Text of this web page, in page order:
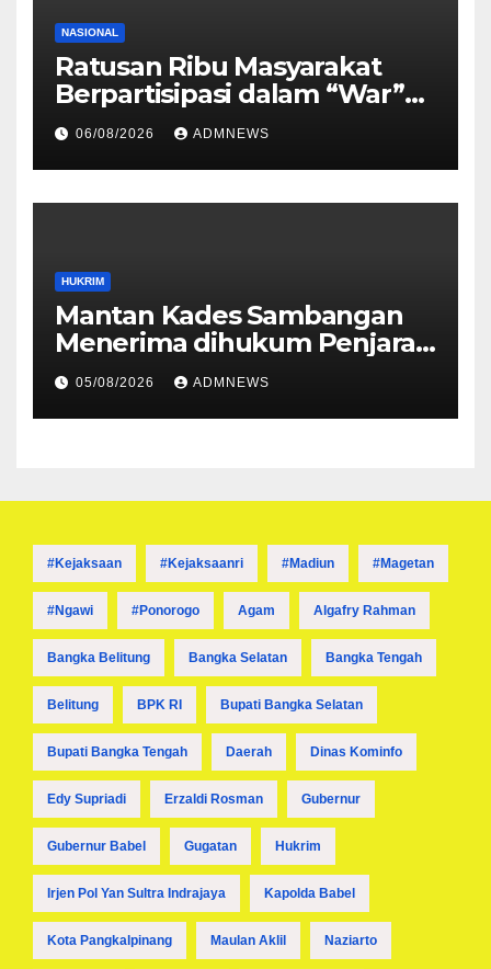
NASIONAL
Ratusan Ribu Masyarakat
Berpartisipasi dalam “War”
Undangan Upacara HUT ke-
81 Kemerdekaan RI
06/08/2026 ADMNEWS
HUKRIM
Mantan Kades Sambangan
Menerima dihukum Penjara 1
tahun 4 Bulan
05/08/2026 ADMNEWS
#kejaksaan #kejaksaanri #madiun #magetan
#ngawi #ponorogo Agam Algafry Rahman
Bangka Belitung Bangka Selatan Bangka Tengah
Belitung BPK RI Bupati Bangka Selatan
Bupati Bangka Tengah Daerah Dinas Kominfo
Edy Supriadi Erzaldi Rosman Gubernur
Gubernur Babel Gugatan Hukrim
Irjen Pol Yan Sultra Indrajaya Kapolda Babel
Kota Pangkalpinang Maulan Aklil Naziarto